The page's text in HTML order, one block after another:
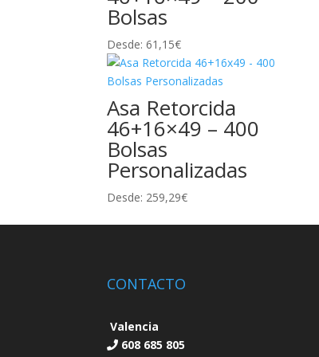
Bolsas
Desde:61,15€
Asa Retorcida
46+16×49 – 400
Bolsas
Personalizadas
Desde: 259,29€
CONTACTO
Valencia
608 685 805